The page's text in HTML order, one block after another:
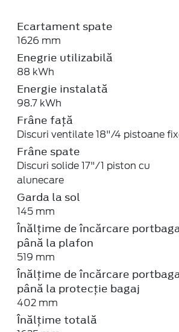
Ecartament spate
1626 mm
Enegrie utilizabilă
88 kWh
Energie instalată
98.7 kWh
Frâne față
Discuri ventilate 18"/4 pistoane
Frâne spate
Discuri solide 17"/1 piston cu
alunecare
Garda la sol
145 mm
Înălțime de încărcare
până la plafon
519 mm
Înălțime de încărcare
până la protecție bagaj
402 mm
Înălțime totală